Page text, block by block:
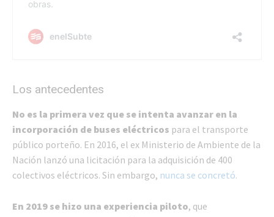
Los antecedentes
No es la primera vez que se intenta avanzar en la
incorporación de buses eléctricos para el transporte
público porteño. En 2016, el ex Ministerio de Ambiente de la
Nación lanzó una licitación para la adquisición de 400
colectivos eléctricos. Sin embargo, nunca se concretó.
En 2019 se hizo una experiencia piloto, que